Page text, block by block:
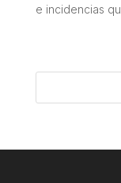
e incidencias